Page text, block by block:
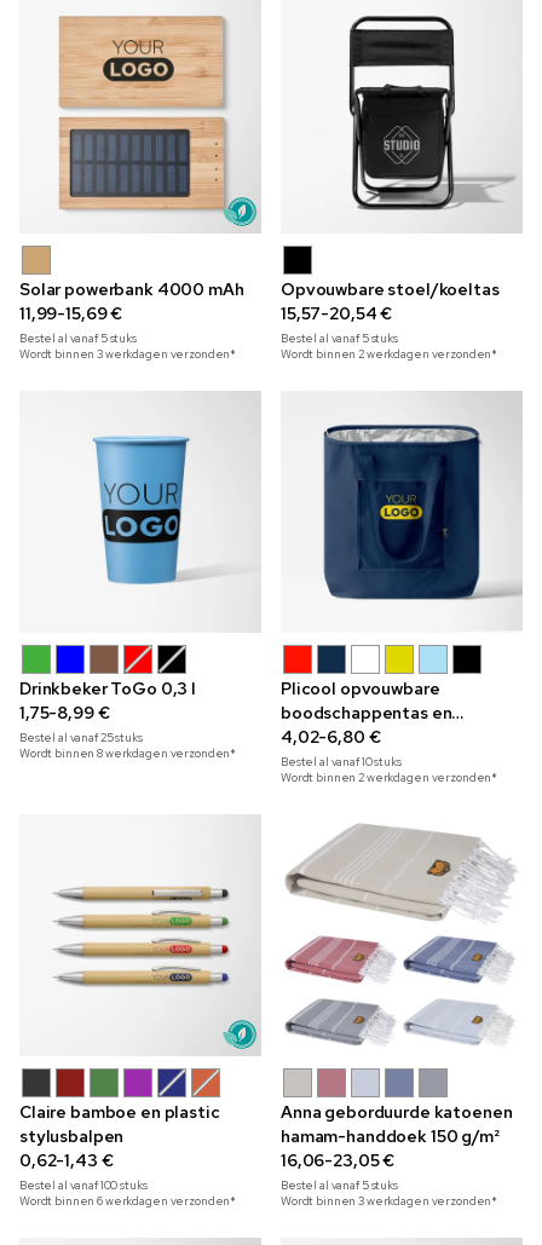
Solar powerbank 4000 mAh
11,99-15,69 €
Bestel al vanaf5stuks
Wordt binnen 3 werkdagen verzonden*
Opvouwbare stoel/koeltas
15,57-20,54 €
Bestel al vanaf5stuks
Wordt binnen 2 werkdagen verzonden*
Drinkbeker ToGo 0,3 l
1,75-8,99 €
Bestel al vanaf25stuks
Wordt binnen 8 werkdagen verzonden*
Plicool opvouwbare
boodschappentas en
koeltas13 liter
4,02-6,80 €
Bestel al vanaf10stuks
Wordt binnen 2 werkdagen verzonden*
Claire bamboe en plastic
stylusbalpen
0,62-1,43 €
Bestel al vanaf100stuks
Wordt binnen 6 werkdagen verzonden*
Anna geborduurde katoenen
hamam-handdoek 150 g/m²
16,06-23,05 €
Bestel al vanaf5stuks
Wordt binnen 3 werkdagen verzonden*